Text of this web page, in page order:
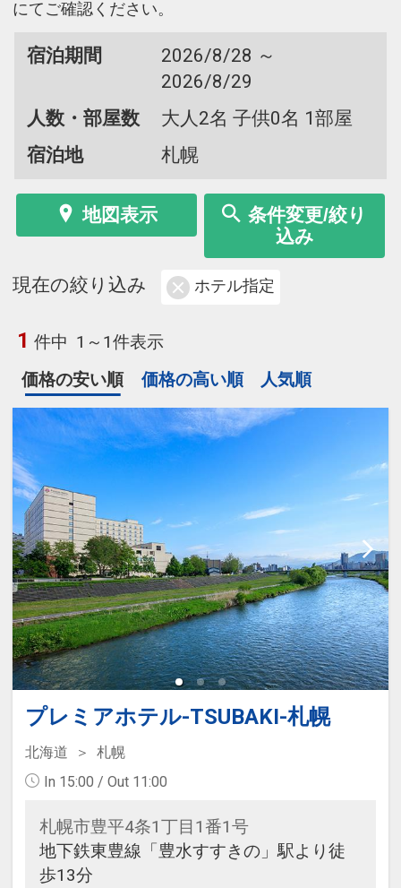
にてご確認ください。
宿泊期間
2026/8/28 ～
2026/8/29
人数・部屋数
大人2名 子供0名 1部屋
宿泊地
札幌
地図表示
条件変更/絞り
込み
現在の絞り込み ホテル指定
1 件中 1～1件表示
価格の安い順
価格の高い順 人気順
プレミアホテル-TSUBAKI-札幌
北海道
札幌
In 15:00 / Out 11:00
札幌市豊平4条1丁目1番1号
地下鉄東豊線「豊水すすきの」駅より徒
歩13分